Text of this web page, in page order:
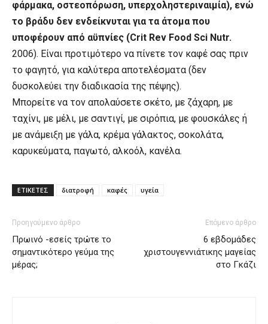
φάρμακα, οστεοπόρωση, υπερχοληστεριναιμία), ενώ
το βράδυ δεν ενδείκνυται για τα άτομα που
υποφέρουν από αϋπνίες (Crit Rev Food Sci Nutr.
2006). Είναι προτιμότερο να πίνετε τον καφέ σας πριν
το φαγητό, για καλύτερα αποτελέσματα (δεν
δυσκολεύει την διαδικασία της πέψης).
Μπορείτε να τον απολαύσετε σκέτο, με ζάχαρη, με
ταχίνι, με μέλι, με σαντιγί, με σιρόπια, με φουσκάλες ή
με ανάμειξη με γάλα, κρέμα γάλακτος, σοκολάτα,
καρυκεύματα, παγωτό, αλκοόλ, κανέλα.
ΕΤΙΚΕΤΕΣ διατροφή καφές υγεία
Προηγούμενο άρθρο
Πρωινό -εσείς τρώτε το
σημαντικότερο γεύμα της
μέρας;
Επόμενο άρθρο
6 εβδομάδες
χριστουγεννιάτικης μαγείας
στο Γκάζι